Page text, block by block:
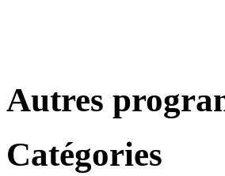
Autres
Catégories